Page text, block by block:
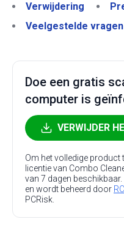
Verwijdering
Veelgestelde vragen
Doe een gratis
computer is
VERWIJDER
Om het volledige product
licentie van Combo
van 7 dagen
en wordt beheerd door
PCRisk.